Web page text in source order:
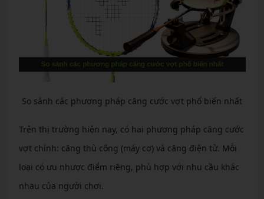
So sánh các phương pháp căng cước vợt phổ biến nhất
Trên thị trường hiện nay, có hai phương pháp căng cước
vợt chính: căng thủ công (máy cơ) và căng điện tử. Mỗi
loại có ưu nhược điểm riêng, phù hợp với nhu cầu khác
nhau của người chơi.